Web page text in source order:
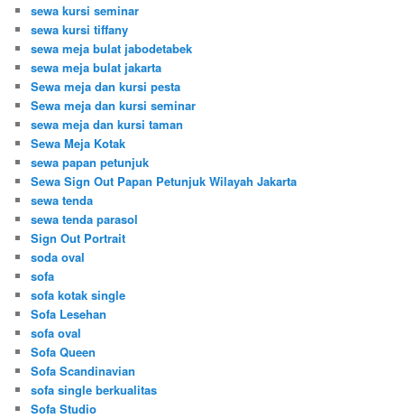
sewa kursi seminar
sewa kursi tiffany
sewa meja bulat jabodetabek
sewa meja bulat jakarta
Sewa meja dan kursi pesta
Sewa meja dan kursi seminar
sewa meja dan kursi taman
Sewa Meja Kotak
sewa papan petunjuk
Sewa Sign Out Papan Petunjuk Wilayah Jakarta
sewa tenda
sewa tenda parasol
Sign Out Portrait
soda oval
sofa
sofa kotak single
Sofa Lesehan
sofa oval
Sofa Queen
Sofa Scandinavian
sofa single berkualitas
Sofa Studio